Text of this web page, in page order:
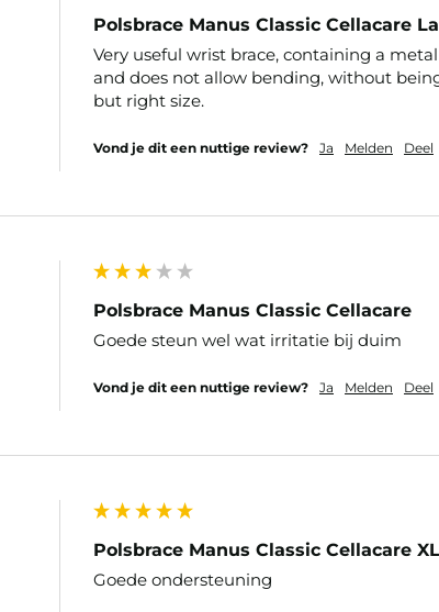
Polsbrace Manus Classic Cellacare
Very useful wrist brace, containing a
and does not allow bending, without
but right size.
Vond je dit een nuttige review? Ja Melden Deel
Polsbrace Manus Classic Cellacare
Goede steun wel wat irritatie bij duim
Vond je dit een nuttige review? Ja Melden Deel
Polsbrace Manus Classic Cellacare
Goede ondersteuning